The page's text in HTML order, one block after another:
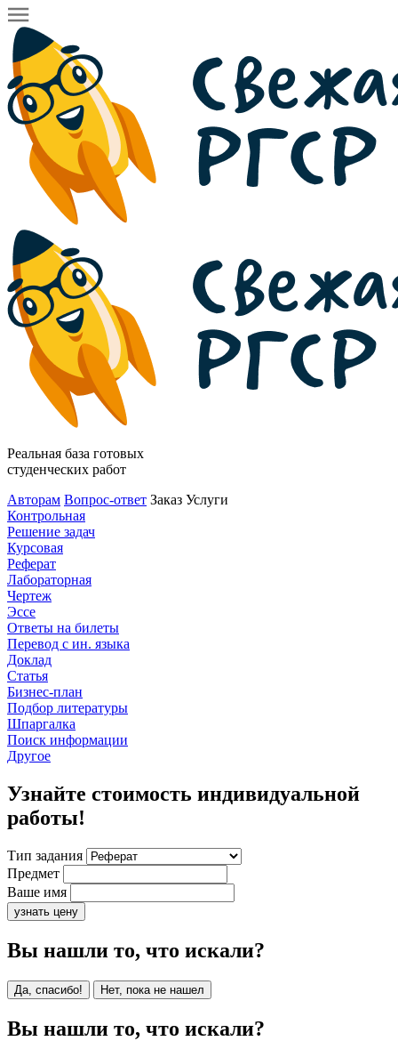
Реальная база готовых
студенческих работ
Авторам Вопрос-ответ Заказ Услуги
Контрольная
Решение задач
Курсовая
Реферат
Лабораторная
Чертеж
Эссе
Ответы на билеты
Перевод с ин. языка
Доклад
Статья
Бизнес-план
Подбор литературы
Шпаргалка
Поиск информации
Другое
Узнайте стоимость индивидуальной
работы!
Тип задания
Предмет
Ваше имя
узнать цену
Вы нашли то, что искали?
Да, спасибо! Нет, пока не нашел
Вы нашли то, что искали?